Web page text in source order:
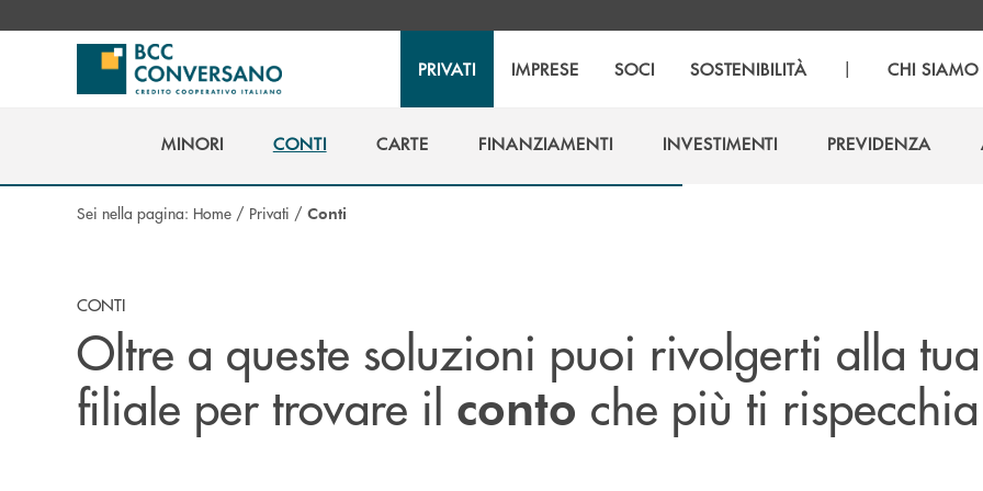
PRIVATI IMPRESE SOCI SOSTENIBILITÀ | CHI SIAMO
MINORI
CONTI
CARTE
FINANZIAMENTI
INVESTIMENTI
PREVIDENZA
Sei nella pagina: Home / Privati / Conti
CONTI
Oltre a queste soluzioni puoi rivolgerti alla tua
filiale per trovare il conto che più ti rispecchia